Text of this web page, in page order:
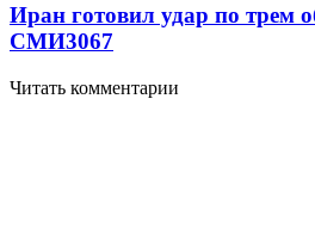
Иран готовил удар по трем
СМИ3067
Читать комментарии